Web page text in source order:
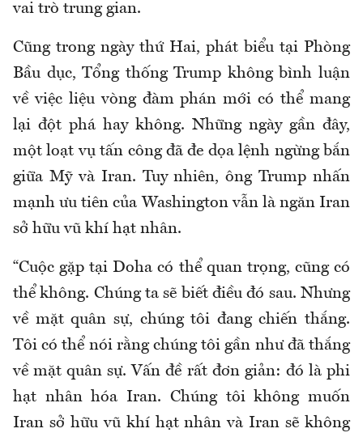
vai trò trung gian.
Cũng trong ngày thứ Hai, phát biểu tại Phòng
Bầu dục, Tổng thống Trump không bình luận
về việc liệu vòng đàm phán mới có thể mang
lại đột phá hay không. Những ngày gần đây,
một loạt vụ tấn công đã đe dọa lệnh ngừng bắn
giữa Mỹ và Iran. Tuy nhiên, ông Trump nhấn
mạnh ưu tiên của Washington vẫn là ngăn Iran
sở hữu vũ khí hạt nhân.
“Cuộc gặp tại Doha có thể quan trọng, cũng có
thể không. Chúng ta sẽ biết điều đó sau. Nhưng
về mặt quân sự, chúng tôi đang chiến thắng.
Tôi có thể nói rằng chúng tôi gần như đã thắng
về mặt quân sự. Vấn đề rất đơn giản: đó là phi
hạt nhân hóa Iran. Chúng tôi không muốn
Iran sở hữu vũ khí hạt nhân và Iran sẽ không